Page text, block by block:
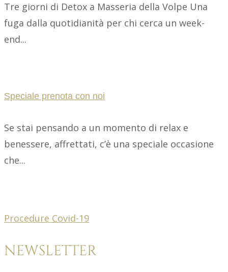
Tre giorni di Detox a Masseria della Volpe Una
fuga dalla quotidianità per chi cerca un week-
end...
Speciale prenota con noi
Se stai pensando a un momento di relax e
benessere, affrettati, c’è una speciale occasione
che...
Procedure Covid-19
NEWSLETTER